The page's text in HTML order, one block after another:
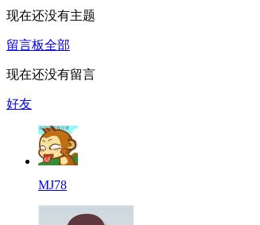
现在还没有主题
留言板全部
现在还没有留言
好友
MJ78